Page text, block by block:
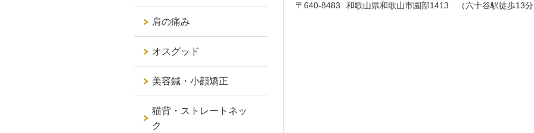
〒640-8483 和歌山県和歌山市園部1413 （六十谷駅徒歩13分
肩の痛み
オスグッド
美容鍼・小顔矯正
猫背・ストレートネッ
ク